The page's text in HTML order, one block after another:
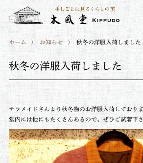
ホーム お知らせ 秋冬の洋服入荷しました
秋冬の洋服入荷しました
テラメイドさんより秋冬物のお洋服入荷しておりま
堂内には他にもたくさんあるので、ぜひご試着下